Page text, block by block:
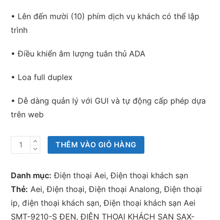
• Lên đến mười (10) phím dịch vụ khách có thể lập
trình
• Điều khiển âm lượng tuân thủ ADA
• Loa full duplex
• Dễ dàng quản lý với GUI và tự động cấp phép dựa
trên web
Điện
thoại
khách
sạn
Aei
SMT-
THÊM VÀO GIỎ HÀNG
Danh mục: Điện thoại Aei,Điện thoại khách sạn
Thẻ: Aei,Điện thoại,Điện thoại Analong,Điện thoại
ip,điện thoại khách sạn,Điện thoại khách sạn Aei
SMT-9210-S ĐEN,ĐIỆN THOẠI KHÁCH SẠN SAX-